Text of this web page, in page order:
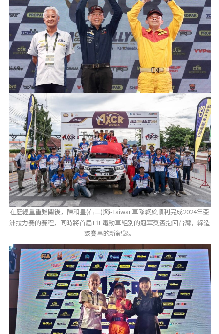
在歷經重重難關後，陳和皇(右二)與i-Taiwan車隊終於順利完成2024年亞
洲拉力賽的賽程，同時將首屆T1E電動車組別的冠軍獎盃抱回台灣，締造
該賽事的新紀錄。